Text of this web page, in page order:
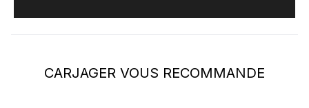
CARJAGER VOUS RECOMMANDE